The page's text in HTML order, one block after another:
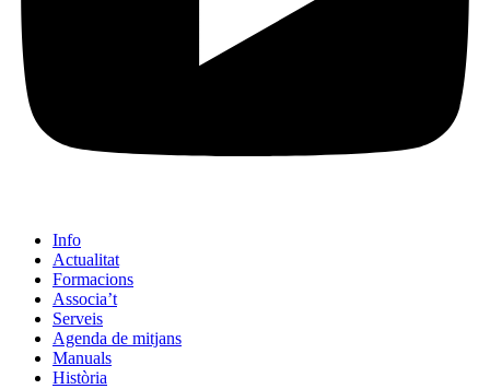
Info
Actualitat
Formacions
Associa’t
Serveis
Agenda de mitjans
Manuals
Història